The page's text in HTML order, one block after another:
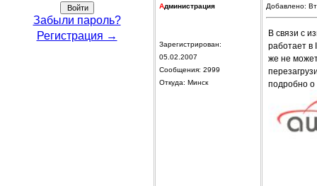
Забыли пароль?
Регистрация →
Администрация
Зарегистрирован:
05.02.2007
Сообщения: 2999
Откуда: Минск
Добавлено:
В связи с
работает в
же не
подробно о